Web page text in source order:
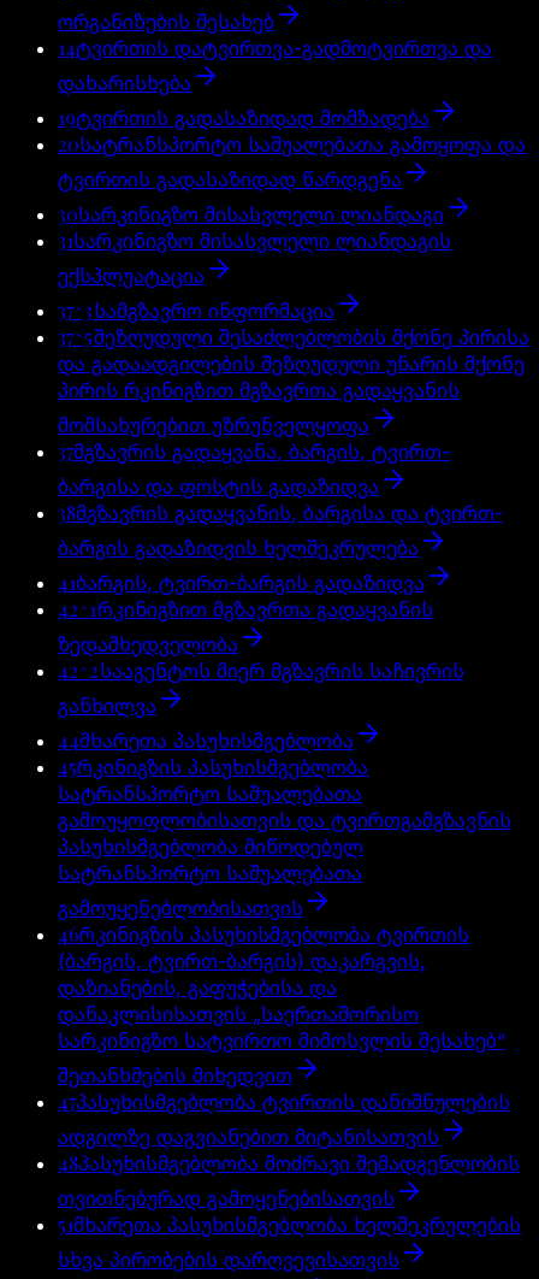
ორგანიზების შესახებ
14ტვირთის დატვირთვა-გადმოტვირთვა და
დახარისხება
19ტვირთის გადასაზიდად მომზადება
20სატრანსპორტო საშუალებათა გამოყოფა და
ტვირთის გადასაზიდად წარდგენა
30სარკინიგზო მისასვლელი ლიანდაგი
31სარკინიგზო მისასვლელი ლიანდაგის
ექსპლუატაცია
37^3სამგზავრო ინფორმაცია
37^5შეზღუდული შესაძლებლობის მქონე პირისა
და გადაადგილების შეზღუდული უნარის მქონე
პირის რკინიგზით მგზავრთა გადაყვანის
მომსახურებით უზრუნველყოფა
37მგზავრის გადაყვანა, ბარგის, ტვირთ-
ბარგისა და ფოსტის გადაზიდვა
38მგზავრის გადაყვანის, ბარგისა და ტვირთ-
ბარგის გადაზიდვის ხელშეკრულება
41ბარგის, ტვირთ-ბარგის გადაზიდვა
42^1რკინიგზით მგზავრთა გადაყვანის
ზედამხედველობა
42^2სააგენტოს მიერ მგზავრის საჩივრის
განხილვა
44მხარეთა პასუხისმგებლობა
45რკინიგზის პასუხისმგებლობა
სატრანსპორტო საშუალებათა
გამოუყოფლობისათვის და ტვირთგამგზავნის
პასუხისმგებლობა მიწოდებულ
სატრანსპორტო საშუალებათა
გამოუყენებლობისათვის
46რკინიგზის პასუხისმგებლობა ტვირთის
(ბარგის, ტვირთ-ბარგის) დაკარგვის,
დაზიანების, გაფუჭებისა და
დანაკლისისათვის „საერთაშორისო
სარკინიგზო სატვირთო მიმოსვლის შესახებ“
შეთანხმების მიხედვით
47პასუხისმგებლობა ტვირთის დანიშნულების
ადგილზე დაგვიანებით მიტანისათვის
48პასუხისმგებლობა მოძრავი შემადგენლობის
თვითნებურად გამოყენებისათვის
51მხარეთა პასუხისმგებლობა ხელშეკრულების
სხვა პირობების დარღვევისათვის